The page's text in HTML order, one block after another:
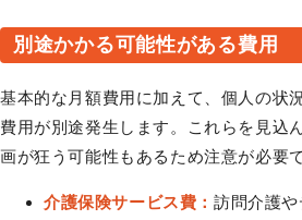
別途かかる可能性がある費用
基本的な月額費用に加えて、個人の状
費用が別途発生します。これらを見込
画が狂う可能性もあるため注意が必要で
介護保険サービス費： 訪問介護